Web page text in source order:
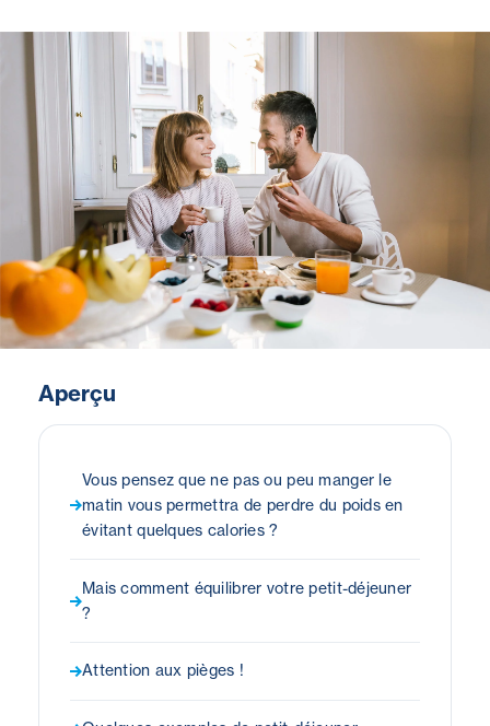
Aperçu
Vous pensez que ne pas ou peu manger le
matin vous permettra de perdre du poids en
évitant quelques calories ?
Mais comment équilibrer votre petit-déjeuner
?
Attention aux pièges !